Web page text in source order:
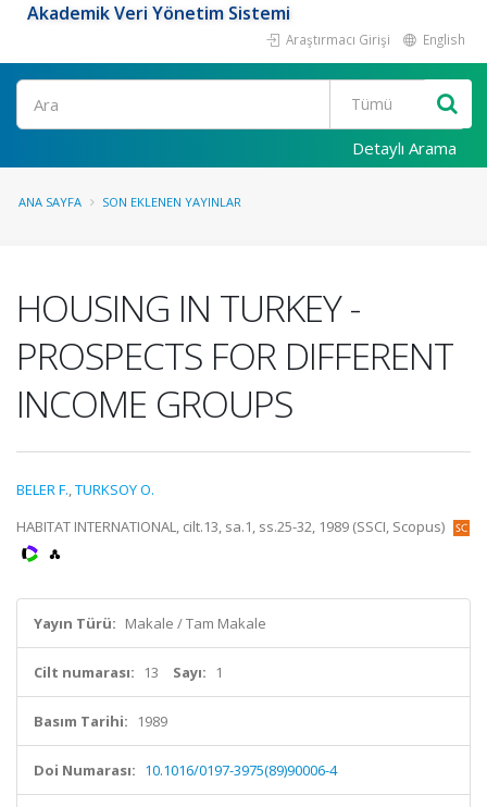
Akademik Veri Yönetim Sistemi
Araştırmacı Girişi English
Ara
Detaylı Arama
ANA SAYFA SON EKLENEN YAYINLAR
HOUSING IN TURKEY -
PROSPECTS FOR DIFFERENT
INCOME GROUPS
BELER F. TURKSOY O.
HABITAT INTERNATIONAL, cilt.13, sa.1, ss.25-32, 1989 (SSCI, Scopus)
Yayın Türü: Makale / Tam Makale
Cilt numarası: 13 Sayı: 1
Basım Tarihi: 1989
Doi Numarası: 10.1016/0197-3975(89)90006-4